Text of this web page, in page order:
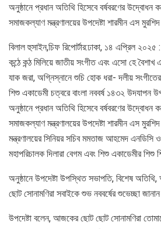
অনুষ্ঠানে প্রধান অতিথি হিসেবে বর্ষবরণের উদ্বোধন
সমাজকল্যাণ মন্ত্রণালয়ের উপদেষ্টা শারমীন এস
বিলাল হুসাইন,চিফ রিপোর্টার:ঢাকা, ১৪ এপ্রিল ২০২৫ :
কন্ঠে কন্ঠ মিলিয়ে জাতীয় সংগীত এবং এসো হে
যাক জরা, অগ্নিস্নানে শুচি হোক ধরা- দলীয়
শিশু একাডেমী চত্বরে বাংলা নববর্ষ ১৪৩২ উদযাপন
অনুষ্ঠানে প্রধান অতিথি হিসেবে বর্ষবরণের উদ্বোধন
সমাজকল্যাণ মন্ত্রণালয়ের উপদেষ্টা শারমীন এস
মন্ত্রণালয়ের সিনিয়র সচিব মমতাজ আহমেদ এনডিসি
মহাপরিচালক দিলারা বেগম এবং শিশু একাডেমীর শিশু
অনুষ্ঠানে উপদেষ্টা উপস্থিত সভাপতি, বিশেষ
ছোট সোনামণিরা সবাইকে শুভ নববর্ষের শুভেচ্ছা
উপদেষ্টা বলেন, আজকের ছোট ছোট সোনামণিরা